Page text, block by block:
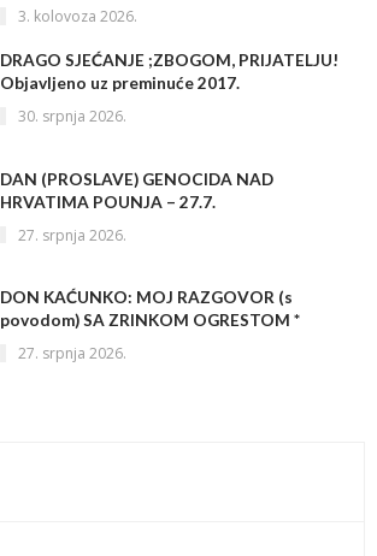
3. kolovoza 2026.
DRAGO SJEĆANJE ;ZBOGOM, PRIJATELJU!
Objavljeno uz preminuće 2017.
30. srpnja 2026.
DAN (PROSLAVE) GENOCIDA NAD
HRVATIMA POUNJA – 27.7.
27. srpnja 2026.
DON KAĆUNKO: MOJ RAZGOVOR (s
povodom) SA ZRINKOM OGRESTOM *
27. srpnja 2026.